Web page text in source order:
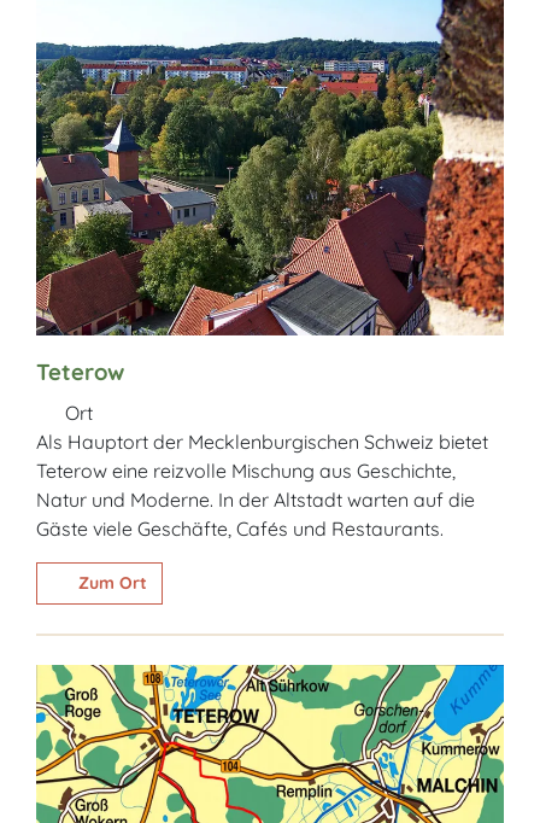
Teterow
Ort
Als Hauptort der Mecklenburgischen Schweiz bietet
Teterow eine reizvolle Mischung aus Geschichte,
Natur und Moderne. In der Altstadt warten auf die
Gäste viele Geschäfte, Cafés und Restaurants.
Zum Ort